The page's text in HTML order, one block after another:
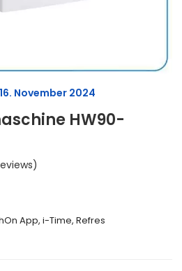
16. November 2024
HW90-
App, i-Time, Refres